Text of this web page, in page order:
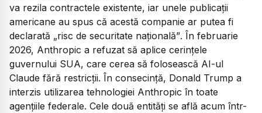
va rezila contractele existente, iar unele publicații
americane au spus că acestă companie ar putea fi
declarată „risc de securitate națională”. În februarie
2026, Anthropic a refuzat să aplice cerințele
guvernului SUA, care cerea să folosească AI-ul
Claude fără restricții. În consecință, Donald Trump a
interzis utilizarea tehnologiei Anthropic în toate
agențiile federale. Cele două entități se află acum într-